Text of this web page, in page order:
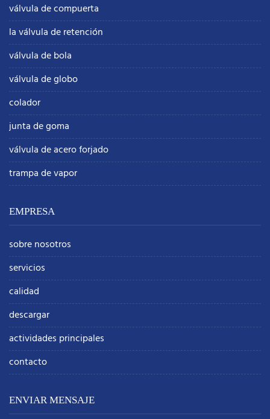
válvula de compuerta
la válvula de retención
válvula de bola
válvula de globo
colador
junta de goma
válvula de acero forjado
trampa de vapor
EMPRESA
sobre nosotros
servicios
calidad
descargar
actividades principales
contacto
ENVIAR MENSAJE